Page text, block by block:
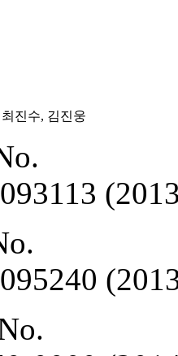
진수, 김진웅